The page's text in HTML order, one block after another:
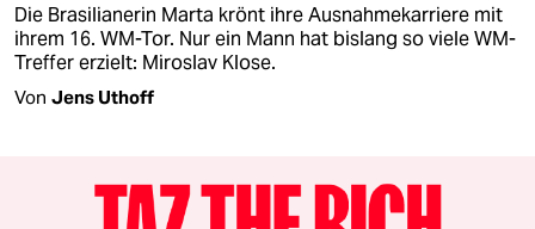
Die Brasilianerin Marta krönt ihre Ausnahmekarriere mit
ihrem 16. WM-Tor. Nur ein Mann hat bislang so viele WM-
Treffer erzielt: Miroslav Klose.
Von Jens Uthoff